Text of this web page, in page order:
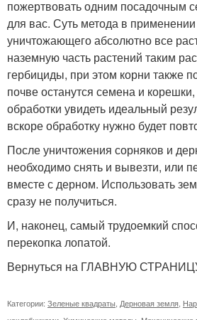
пожертвовать одним посадочным
для вас. Суть метода в
уничтожающего абсолютно все
наземную часть растений таким
гербициды, при этом корни также
почве останутся семена и
обработки увидеть идеальный
вскоре обработку нужно будет
После уничтожения сорняков и
необходимо снять и вывезти, или
вместе с дерном. Использовать
сразу не получиться.
И, наконец, самый трудоемкий
перекопка лопатой.
Вернуться на ГЛАВНУЮ
Категории: Зеленые квадраты Дерновая земля